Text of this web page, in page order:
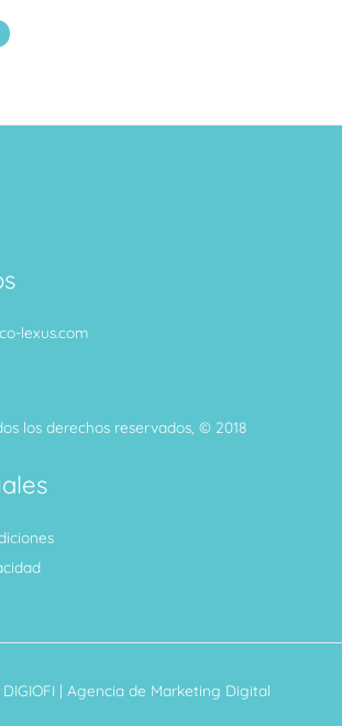
lexus.com
los derechos reservados, © 2018
DIGIOFI | Agencia de Marketing Digital